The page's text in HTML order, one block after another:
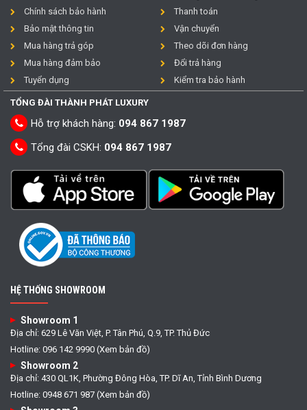
Chính sách bảo hành
Bảo mật thông tin
Mua hàng trả góp
Mua hàng đảm bảo
Tuyển dụng
Thanh toán
Vận chuyển
Theo dõi đơn hàng
Đổi trả hàng
Kiểm tra bảo hành
TỔNG ĐÀI THÀNH PHÁT LUXURY
Hỗ trợ khách hàng: 094 867 1987
Tổng đài CSKH: 094 867 1987
HỆ THỐNG SHOWROOM
Showroom 1
Địa chỉ: 629 Lê Văn Việt, P. Tân Phú, Q.9, TP. Thủ Đức
Hotline: 096 142 9990 (Xem bản đồ)
Showroom 2
Địa chỉ: 430 QL1K, Phường Đông Hòa, TP. Dĩ An, Tỉnh Bình Dương
Hotline: 0948 671 987 (Xem bản đồ)